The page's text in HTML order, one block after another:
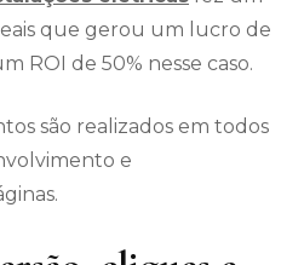
que gerou um lucro de
ROI de 50% nesse caso.
são realizados em todos
e